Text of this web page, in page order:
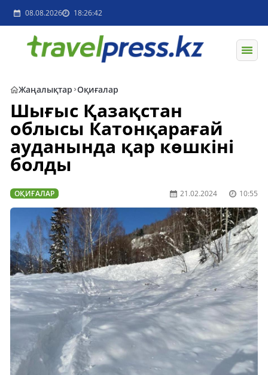
08.08.2026 18:26:42
Жаңалықтар Оқиғалар
Шығыс Қазақстан
облысы Катонқарағай
ауданында қар көшкіні
болды
ОҚИҒАЛАР 21.02.2024 10:55